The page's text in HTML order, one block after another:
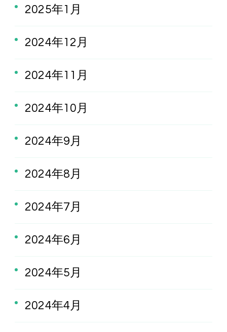
2025年1月
2024年12月
2024年11月
2024年10月
2024年9月
2024年8月
2024年7月
2024年6月
2024年5月
2024年4月